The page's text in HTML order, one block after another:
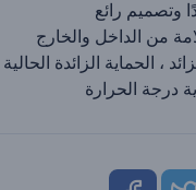
وتصميم رائع
من الداخل والخارج
، الحماية الزائدة
درجة الحرارة